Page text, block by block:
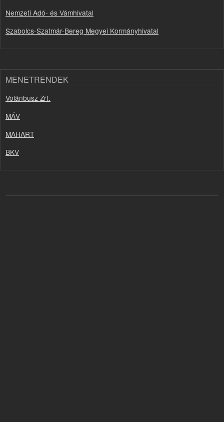
Nemzeti Adó- és Vámhivatal
Szabolcs-Szatmár-Bereg Megyei Kormányhivatal
MENETRENDEK
Volánbusz Zrt.
MÁV
MAHART
BKV